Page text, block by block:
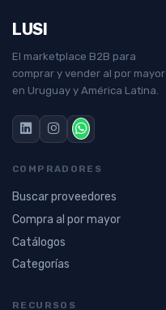
LUSI
El marketplace B2B para
comprar y vender al por mayor
en Uruguay y América Latina.
COMPRADORES
Buscar proveedores
Compra al por mayor
Catálogos
Categorías
RECURSOS